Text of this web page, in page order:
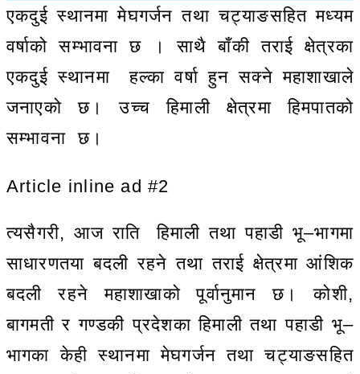
एकदुई स्थानमा मेघगर्जन तथा चट्याङसहित मध्यम
वर्षाको सम्भावना छ । साथै बाँकी तराई क्षेत्रका
एकदुई स्थानमा हल्का वर्षा हुन सक्ने महाशाखाले
जनाएको छ। उच्च हिमाली क्षेत्रमा हिमपातको
सम्भावना छ।
Article inline ad #2
त्यसैगरी, आज राति हिमाली तथा पहाडी भू–भागमा
साधारणतया बदली रहने तथा तराई क्षेत्रमा आंशिक
बदली रहने महाशाखाको पूर्वानुमान छ। कोशी,
बागमती र गण्डकी प्रदेशका हिमाली तथा पहाडी भू–
भागका केही स्थानमा मेघगर्जन तथा चट्याङसहित